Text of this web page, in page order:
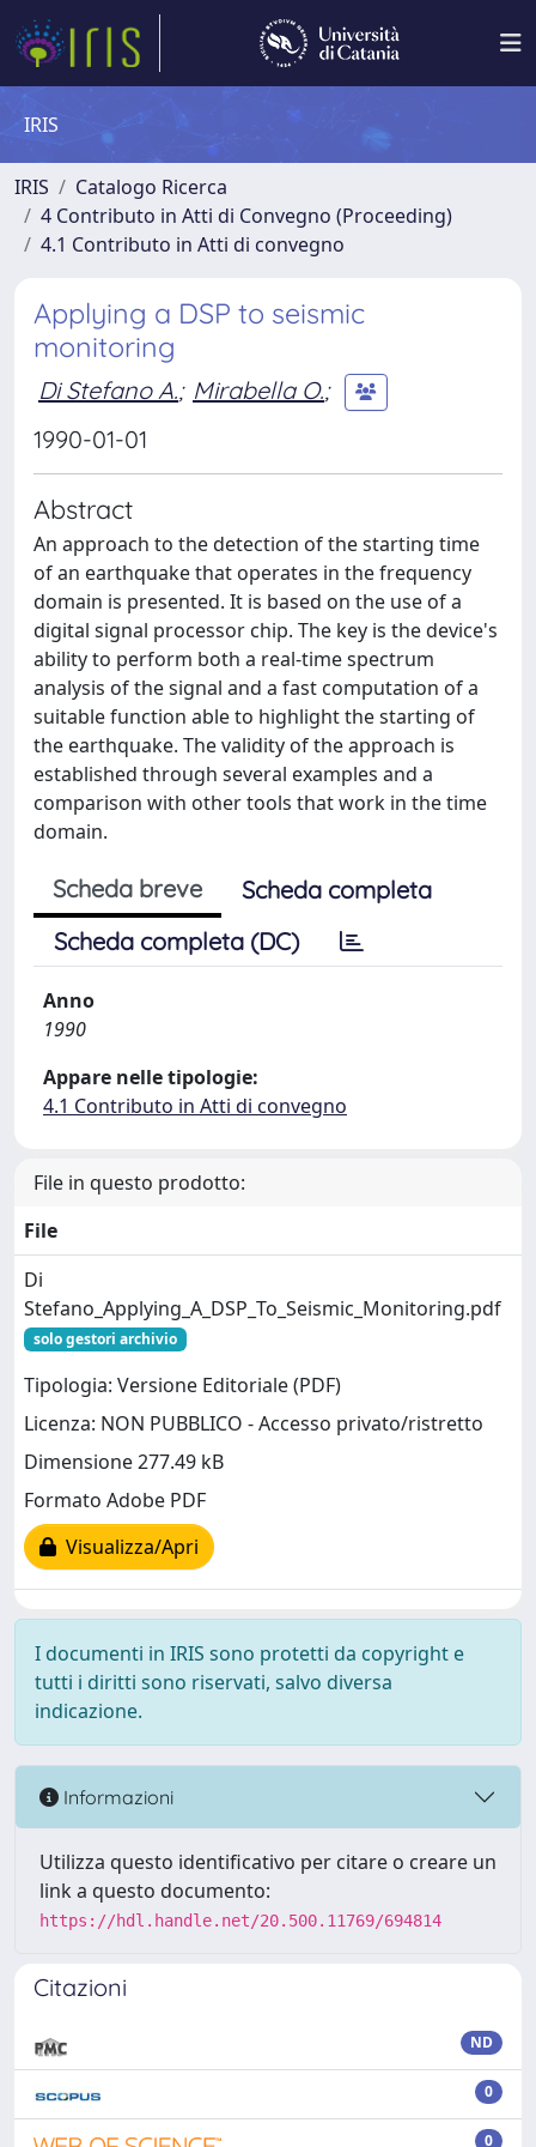
IRIS
IRIS
Catalogo Ricerca
4 Contributo in Atti di Convegno (Proceeding)
4.1 Contributo in Atti di convegno
Applying a DSP to seismic
monitoring
Di Stefano A.; Mirabella O.;
1990-01-01
Abstract
An approach to the detection of the starting time
of an earthquake that operates in the frequency
domain is presented. It is based on the use of a
digital signal processor chip. The key is the device's
ability to perform both a real-time spectrum
analysis of the signal and a fast computation of a
suitable function able to highlight the starting of
the earthquake. The validity of the approach is
established through several examples and a
comparison with other tools that work in the time
domain.
Scheda breve
Scheda completa
Scheda completa (DC)
Anno
1990
Appare nelle tipologie:
4.1 Contributo in Atti di convegno
File in questo prodotto:
File
Di
Stefano_Applying_A_DSP_To_Seismic_Monitoring.pdf
solo gestori archivio
Tipologia: Versione Editoriale (PDF)
Licenza: NON PUBBLICO - Accesso privato/ristretto
Dimensione 277.49 kB
Formato Adobe PDF
Visualizza/Apri
I documenti in IRIS sono protetti da copyright e
tutti i diritti sono riservati, salvo diversa
indicazione.
Informazioni
Utilizza questo identificativo per citare o creare un
link a questo documento:
https://hdl.handle.net/20.500.11769/694814
Citazioni
ND
0
0